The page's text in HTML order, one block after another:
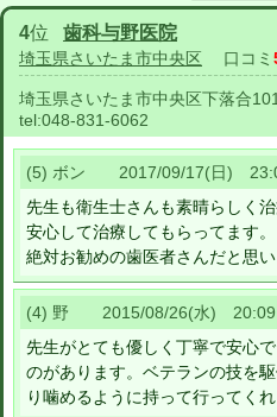
4位 歯科与野医院
埼玉県さいたま市中央区 口コミ
埼玉県さいたま市中央区下落合
tel:048-831-6062
(5) ボン 2017/09/17(日)
先生も衛生士さんも素晴らしく
安心して治療してもらってます。
絶対お勧めの歯医者さんだと思い
(4) 野 2015/08/26(水) 20:09
先生がとても優しく丁寧で安心
のがあります。ベテランの技を
り噛めるように持って行ってくれ